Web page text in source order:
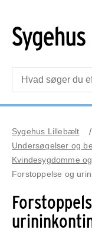
Sygehus Lillebælt
Undersøgelser og
Kvindesygdomme
Forstoppelse og